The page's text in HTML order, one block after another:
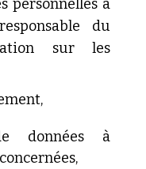
personnelles a
du
sur les
données à